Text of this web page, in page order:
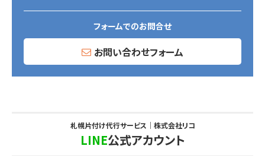
フォームでのお問合せ
お問い合わせフォーム
札幌片付け代行サービス｜株式会社リコ
LINE公式アカウント